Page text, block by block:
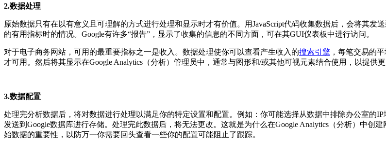
2.数据处理
原始数据只有在以有意义且可理解的方式进行处理和显示时才有价值。用JavaScript代码收集数据后，会将其发
的有用指标时的情况。Google有许多“报告”，显示了收集的信息的不同方面，可在其GUI仪表板中进行访问。
对于电子商务网站，可用的最重要指标之一是收入。数据处理使你可以查看产生收入的搜索引擎 ，每笔交易的
才可用。然后将其显示在Google Analytics（分析）管理员中，通常与图形和/或其他可视元素结合使用，以提供更
3.数据配置
处理完分析数据后，将对数据进行处理以满足你的特定设置和配置。例如：你可能选择从数据中排除办公室的
发送到Google数据库进行存储。处理完此数据后，将无法更改。这就是为什么在Google Analytics（分析）中
始数据的重要性，以防万一你需要回头查看一些你的配置可能阻止了跟踪。